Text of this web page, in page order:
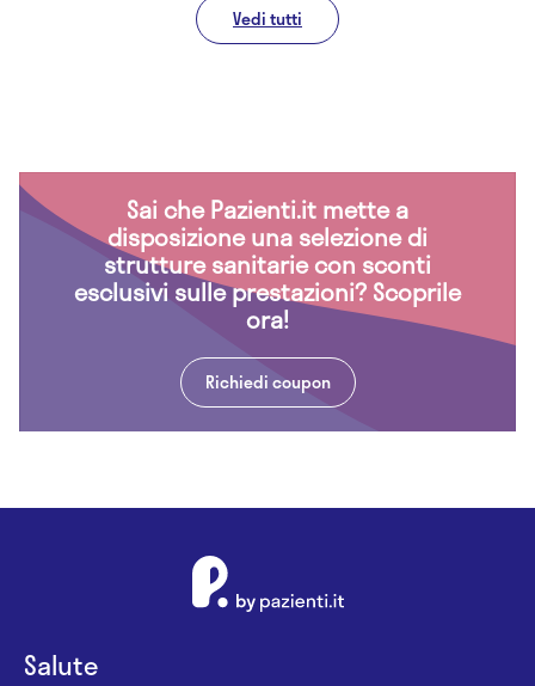
Vedi tutti
Sai che Pazienti.it mette a
disposizione una selezione di
strutture sanitarie con sconti
esclusivi sulle prestazioni? Scoprile
ora!
Richiedi coupon
Salute